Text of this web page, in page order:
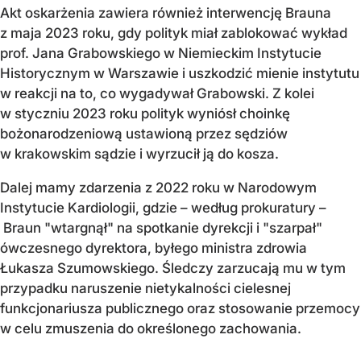
Akt oskarżenia zawiera również interwencję Brauna
z maja 2023 roku, gdy polityk miał zablokować wykład
prof. Jana Grabowskiego w Niemieckim Instytucie
Historycznym w Warszawie i uszkodzić mienie instytutu
w reakcji na to, co wygadywał Grabowski. Z kolei
w styczniu 2023 roku polityk wyniósł choinkę
bożonarodzeniową ustawioną przez sędziów
w krakowskim sądzie i wyrzucił ją do kosza.
Dalej mamy zdarzenia z 2022 roku w Narodowym
Instytucie Kardiologii, gdzie – według prokuratury –
Braun "wtargnął" na spotkanie dyrekcji i "szarpał"
ówczesnego dyrektora, byłego ministra zdrowia
Łukasza Szumowskiego. Śledczy zarzucają mu w tym
przypadku naruszenie nietykalności cielesnej
funkcjonariusza publicznego oraz stosowanie przemocy
w celu zmuszenia do określonego zachowania.